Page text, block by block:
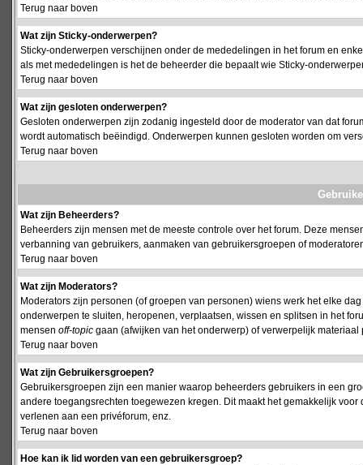
Terug naar boven
Wat zijn Sticky-onderwerpen?
Sticky-onderwerpen verschijnen onder de mededelingen in het forum en
als met mededelingen is het de beheerder die bepaalt wie Sticky-
Terug naar boven
Wat zijn gesloten onderwerpen?
Gesloten onderwerpen zijn zodanig ingesteld door de moderator van dat
wordt automatisch beëindigd. Onderwerpen kunnen gesloten worden om
Terug naar boven
Wat zijn Beheerders?
Beheerders zijn mensen met de meeste controle over het forum. Deze
verbanning van gebruikers, aanmaken van gebruikersgroepen of
Terug naar boven
Wat zijn Moderators?
Moderators zijn personen (of groepen van personen) wiens werk het elke
onderwerpen te sluiten, heropenen, verplaatsen, wissen en splitsen in het
mensen off-topic gaan (afwijken van het onderwerp) of verwerpelijk materiaal
Terug naar boven
Wat zijn Gebruikersgroepen?
Gebruikersgroepen zijn een manier waarop beheerders gebruikers in een
andere toegangsrechten toegewezen kregen. Dit maakt het gemakkelijk
verlenen aan een privéforum, enz.
Terug naar boven
Hoe kan ik lid worden van een gebruikersgroep?